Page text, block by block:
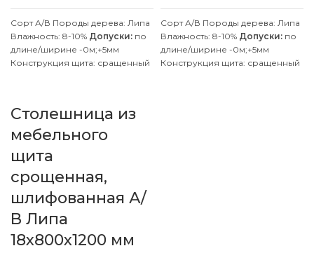
Сорт А/В Породы дерева: Липа
Влажность: 8-10% Допуски: по
длине/ширине -0м;+5мм
Конструкция щита: сращенный
Обработка поверхности:
калиброванная, шлифованная
Производим изделия с липы и
ясеня по индивидуальным
менеджера.
Сорт А/В Породы дерева: Липа
Влажность: 8-10% Допуски: по
длине/ширине -0м;+5мм
Конструкция щита: сращенный
Столешница из
мебельного
щита
срощенная,
шлифованная А/
В Липа
18х800х1200 мм